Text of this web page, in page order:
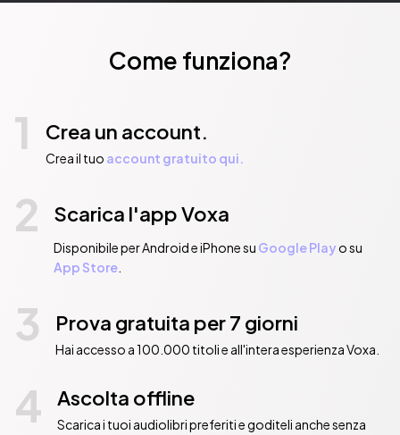
Come funziona?
1 Crea un account.
Crea il tuo account gratuito qui.
2 Scarica l'app Voxa
Disponibile per Android e iPhone su Google Playo su
App Store.
3 Prova gratuita per 7 giorni
Hai accesso a 100.000 titoli e all'intera esperienza Voxa.
4 Ascolta offline
Scarica i tuoi audiolibri preferiti e goditeli anche senza